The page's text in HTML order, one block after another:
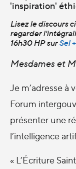
'inspiration'
Lisez le discours
regarder
16h30 HP surSel
Mesdames et
Je m’adresse à
Forum
présenter une
l’intelligence
« L’Écriture